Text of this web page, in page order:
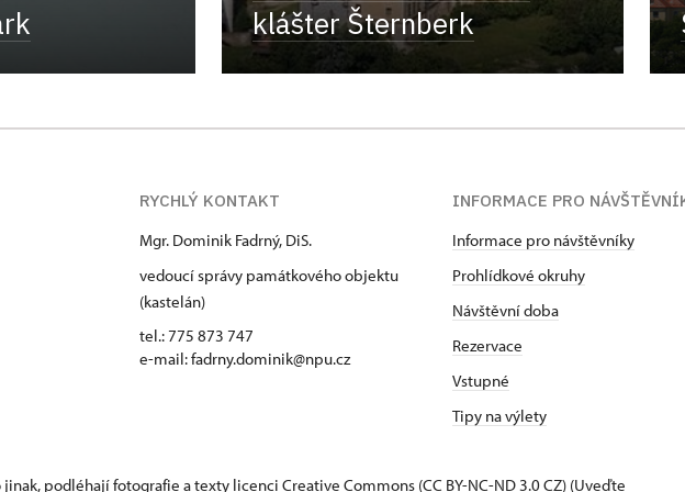
klášter Šternberk
RYCHLÝ KONTAKT
Mgr. Dominik Fadrný, DiS.
vedoucí správy památkového objektu
(kastelán)
tel.: 775 873 747
e-mail: fadrny.dominik@npu.cz
INFORMACE PRO
Informace pro návštěvníky
Prohlídkové okruhy
Návštěvní doba
Rezervace
Vstupné
Tipy na výlety
podléhají fotografie a texty licenci Creative Commons (CC BY-NC-ND 3.0 CZ) (Uveďte